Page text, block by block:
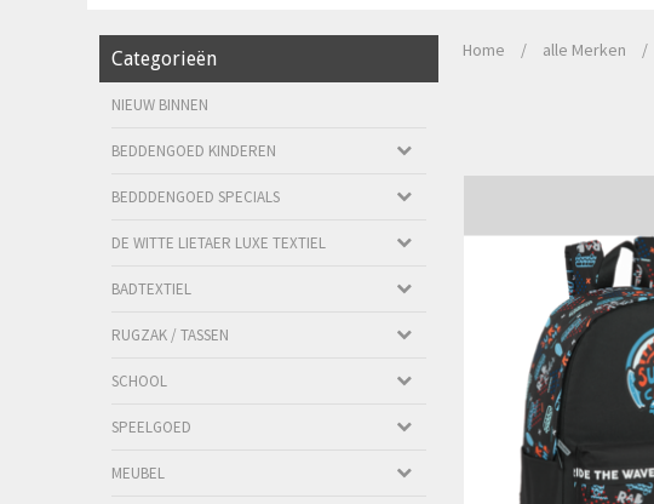
Categorieën
NIEUW BINNEN
BEDDENGOED KINDEREN
BEDDDENGOED SPECIALS
DE WITTE LIETAER LUXE TEXTIEL
BADTEXTIEL
RUGZAK / TASSEN
SCHOOL
SPEELGOED
MEUBEL
Home / alle Merken /